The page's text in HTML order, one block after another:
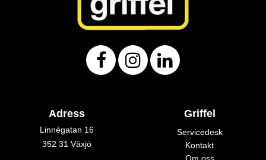
Adress
Linnégatan 16
352 31 Växjö
Griffel
Servicedesk
Kontakt